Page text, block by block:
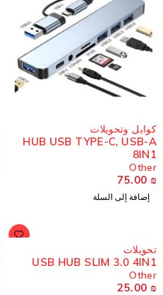
كوابل وتحويلات
HUB USB TYPE-C, USB-A
8IN1
Other
75.00
إضافة إلى السلة
تحويلات
USB HUB SLIM 3.0 4IN1
Other
25.00